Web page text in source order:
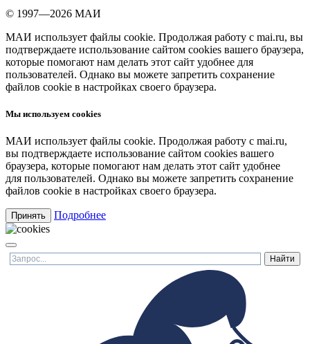
© 1997—2026 МАИ
МАИ использует файлы cookie. Продолжая работу с mai.ru, вы
подтверждаете использование сайтом cookies вашего браузера,
которые помогают нам делать этот сайт удобнее для
пользователей. Однако вы можете запретить сохранение
файлов cookie в настройках своего браузера.
Мы используем cookies
МАИ использует файлы cookie. Продолжая работу с mai.ru,
вы подтверждаете использование сайтом cookies вашего
браузера, которые помогают нам делать этот сайт удобнее
для пользователей. Однако вы можете запретить сохранение
файлов cookie в настройках своего браузера.
Принять Подробнее